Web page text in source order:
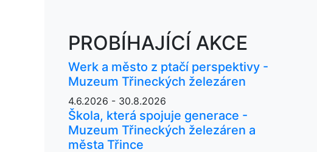
PROBÍHAJÍCÍ AKCE
Werk a město z ptačí perspektivy -
Muzeum Třineckých železáren
4.6.2026 - 30.8.2026
Škola, která spojuje generace -
Muzeum Třineckých železáren a
města Třince